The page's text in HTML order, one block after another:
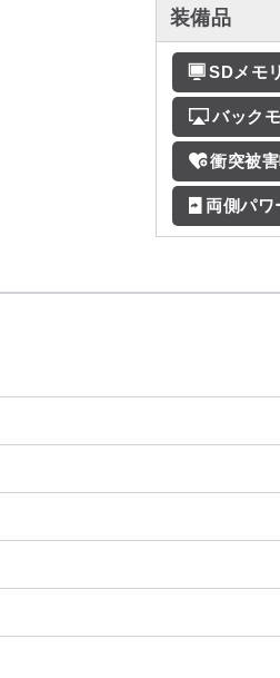
装備品
SDメモ
バック
衝突被
両側パワ